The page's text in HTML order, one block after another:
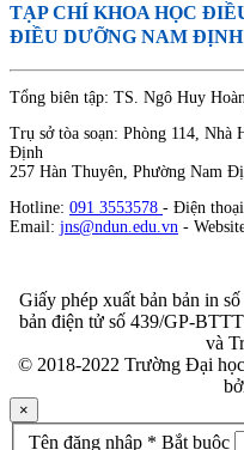
TẠP CHÍ KHOA HỌC
ĐIỀU DƯỠNG NAM ĐỊNH
Tổng biên tập: TS. Ngô Huy
Trụ sở tòa soạn: Phòng 114,
Định
257 Hàn Thuyên, Phường Nam
Hotline: 091 3553578 - Điện
Email: jns@ndun.edu.vn -
Giấy phép xuất bản bản in
bản điện tử số 439/GP-
và
© 2018-2022 Trường Đại
×
Tên đăng nhập * Bắt buộc